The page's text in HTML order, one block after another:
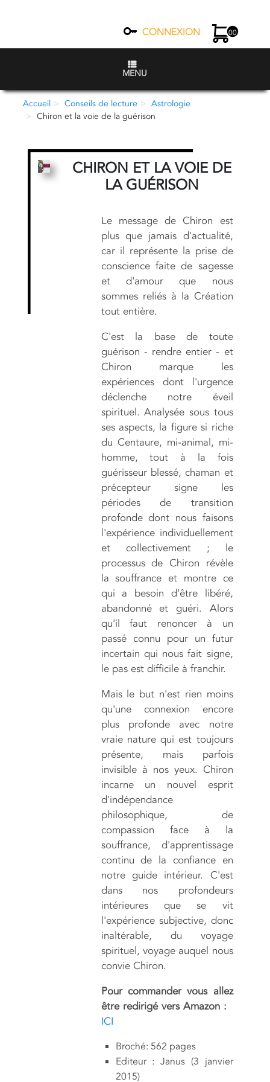
CONNEXION 00
MENU
Accueil Conseils de lecture
Astrologie
Chiron et la voie de la guérison
CHIRON ET LA VOIE DE
LA GUÉRISON
Le message de Chiron est
plus que jamais d'actualité,
car il représente la prise de
conscience faite de sagesse
et d'amour que nous
sommes reliés à la Création
tout entière.
C'est la base de toute
guérison - rendre entier - et
Chiron marque les
expériences dont l'urgence
déclenche notre éveil
spirituel. Analysée sous tous
ses aspects, la figure si riche
du Centaure, mi-animal, mi-
homme, tout à la fois
guérisseur blessé, chaman et
précepteur signe les
périodes de transition
profonde dont nous faisons
l'expérience individuellement
et collectivement ; le
processus de Chiron révèle
la souffrance et montre ce
qui a besoin d'être libéré,
abandonné et guéri. Alors
qu'il faut renoncer à un
passé connu pour un futur
incertain qui nous fait signe,
le pas est difficile à franchir.
Mais le but n'est rien moins
qu'une connexion encore
plus profonde avec notre
vraie nature qui est toujours
présente, mais parfois
invisible à nos yeux. Chiron
incarne un nouvel esprit
d'indépendance
philosophique, de
compassion face à la
souffrance, d'apprentissage
continu de la confiance en
notre guide intérieur. C'est
dans nos profondeurs
intérieures que se vit
l'expérience subjective, donc
inaltérable, du voyage
spirituel, voyage auquel nous
convie Chiron.
Pour commander vous allez
être redirigé vers Amazon :
ICI
Broché: 562 pages
Editeur : Janus (3 janvier
2015)